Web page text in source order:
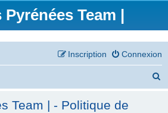
Team |
Connexion
Inscription
Team | - Politique de